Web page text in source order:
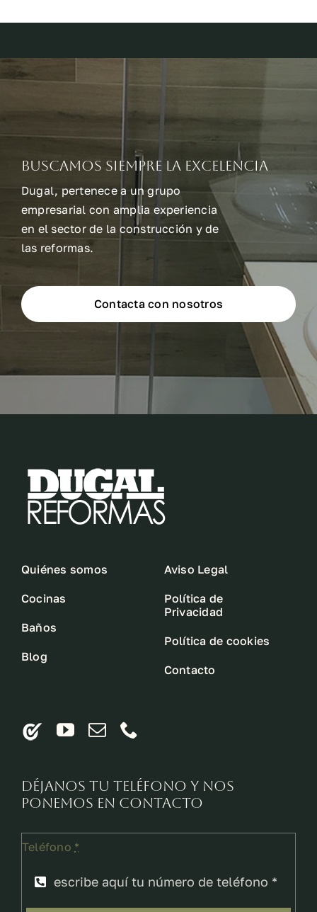
Buscamos siempre la excelencia
Dugal, pertenece a un grupo
empresarial con amplia experiencia
en el sector de la construcción y de
las reformas.
Contacta con nosotros
Quiénes somos
Cocinas
Baños
Blog
Aviso Legal
Política de
Privacidad
Política de cookies
Contacto
Déjanos tu teléfono y nos
ponemos en contacto
Teléfono *